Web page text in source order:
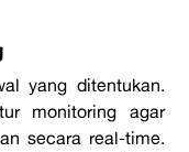
yang ditentukan.
monitoring agar
secara real-time.